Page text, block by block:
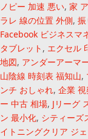
ノピー 加速 悪い, 家
ラレ 線の位置 外側,
Facebook ビジネスマ
タブレット , エクセル
地図, アンダーアーマ
山陰線 時刻表 福知山,
ンチ おしゃれ, 企業
ー 中古 相場, Jリーグ
ン 最小化, シティーズ
イトニングクリア ジ